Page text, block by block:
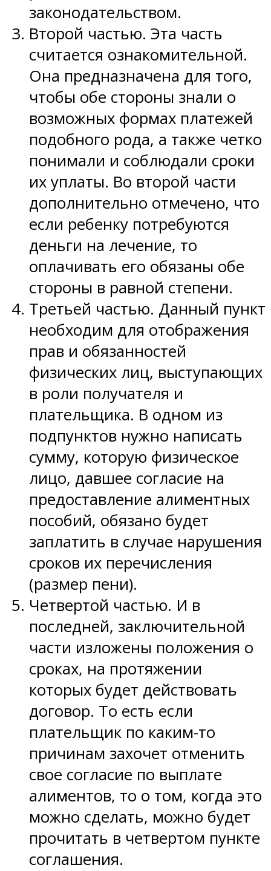
законодательством.
Второй частью. Эта часть
считается ознакомительной.
Она предназначена для того,
чтобы обе стороны знали о
возможных формах платежей
подобного рода, а также четко
понимали и соблюдали сроки
их уплаты. Во второй части
дополнительно отмечено, что
если ребенку потребуются
деньги на лечение, то
оплачивать его обязаны обе
стороны в равной степени.
Третьей частью. Данный пункт
необходим для отображения
прав и обязанностей
физических лиц, выступающих
в роли получателя и
плательщика. В одном из
подпунктов нужно написать
сумму, которую физическое
лицо, давшее согласие на
предоставление алиментных
пособий, обязано будет
заплатить в случае нарушения
сроков их перечисления
(размер пени).
Четвертой частью. И в
последней, заключительной
части изложены положения о
сроках, на протяжении
которых будет действовать
договор. То есть если
плательщик по каким-то
причинам захочет отменить
свое согласие по выплате
алиментов, то о том, когда это
можно сделать, можно будет
прочитать в четвертом пункте
соглашения.